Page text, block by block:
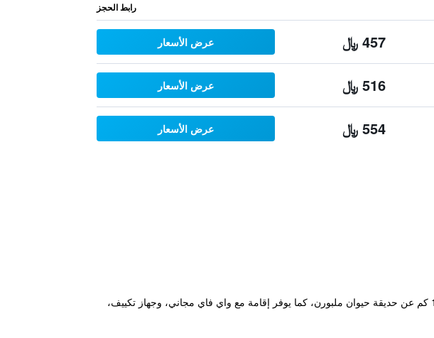
رابط الحجز
457 ﷼ عرض الأسعار
516 ﷼ عرض الأسعار
554 ﷼ عرض الأسعار
يقع مكان إقامة "Quest Epping" في Epping حيث يبعد مسافة 19 كم عن متحف ملبورن و19 كم عن حديقة حيوان ملبورن، كما يوفر إقامة مع واي فاي مجاني، وجهاز تكييف،